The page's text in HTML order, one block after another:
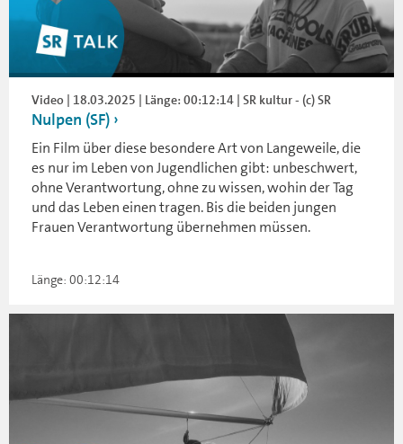
Video | 18.03.2025 | Länge: 00:12:14 | SR kultur - (c) SR
Nulpen (SF)
Ein Film über diese besondere Art von Langeweile, die
es nur im Leben von Jugendlichen gibt: unbeschwert,
ohne Verantwortung, ohne zu wissen, wohin der Tag
und das Leben einen tragen. Bis die beiden jungen
Frauen Verantwortung übernehmen müssen.
Länge: 00:12:14